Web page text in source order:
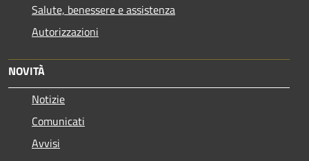
Salute, benessere e assistenza
Autorizzazioni
NOVITÀ
Notizie
Comunicati
Avvisi